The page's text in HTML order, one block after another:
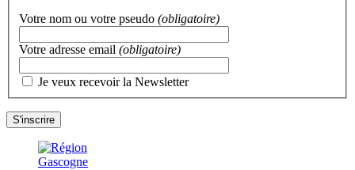
Votre nom ou votre pseudo (obligatoire)
Votre adresse email (obligatoire)
Je veux recevoir la Newsletter